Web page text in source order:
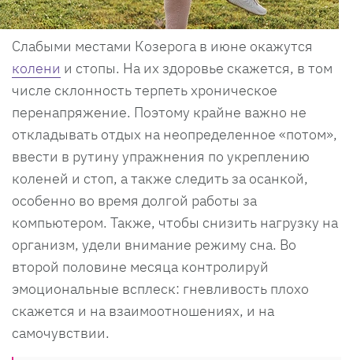
Слабыми местами Козерога в июне окажутся
колени и стопы. На их здоровье скажется, в том
числе склонность терпеть хроническое
перенапряжение. Поэтому крайне важно не
откладывать отдых на неопределенное «потом»,
ввести в рутину упражнения по укреплению
коленей и стоп, а также следить за осанкой,
особенно во время долгой работы за
компьютером. Также, чтобы снизить нагрузку на
организм, удели внимание режиму сна. Во
второй половине месяца контролируй
эмоциональные всплеск: гневливость плохо
скажется и на взаимоотношениях, и на
самочувствии.